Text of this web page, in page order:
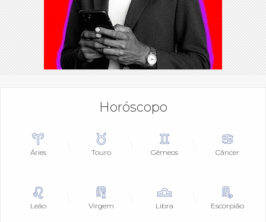
Horóscopo
Áries Touro Gêmeos Câncer
Leão Virgem Libra Escorpião